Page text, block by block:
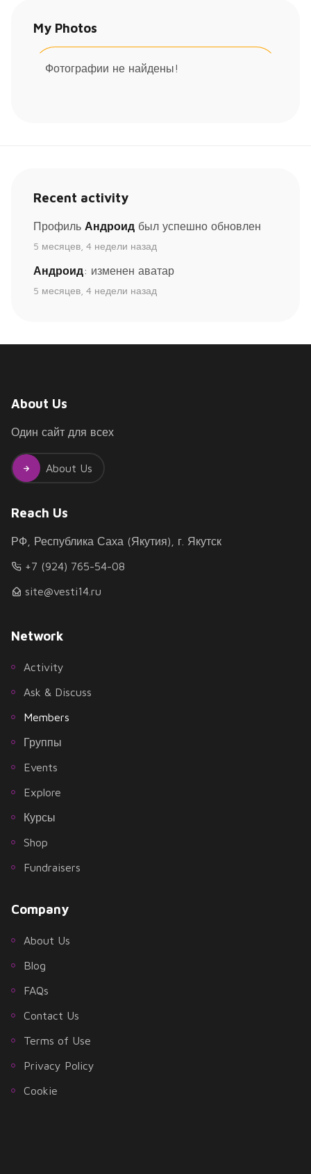
My Photos
Фотографии не найдены!
Recent activity
Профиль Андроид был успешно обновлен
5 месяцев, 4 недели назад
Андроид: изменен аватар
5 месяцев, 4 недели назад
About Us
Один сайт для всех
About Us
Network
Activity
Ask & Discuss
Members
Группы
Events
Explore
Курсы
Shop
Fundraisers
Company
About Us
Blog
FAQs
Contact Us
Terms of Use
Privacy Policy
Cookie
Reach Us
РФ, Республика Саха (Якутия), г. Якутск
+7 (924) 765-54-08
site@vesti14.ru